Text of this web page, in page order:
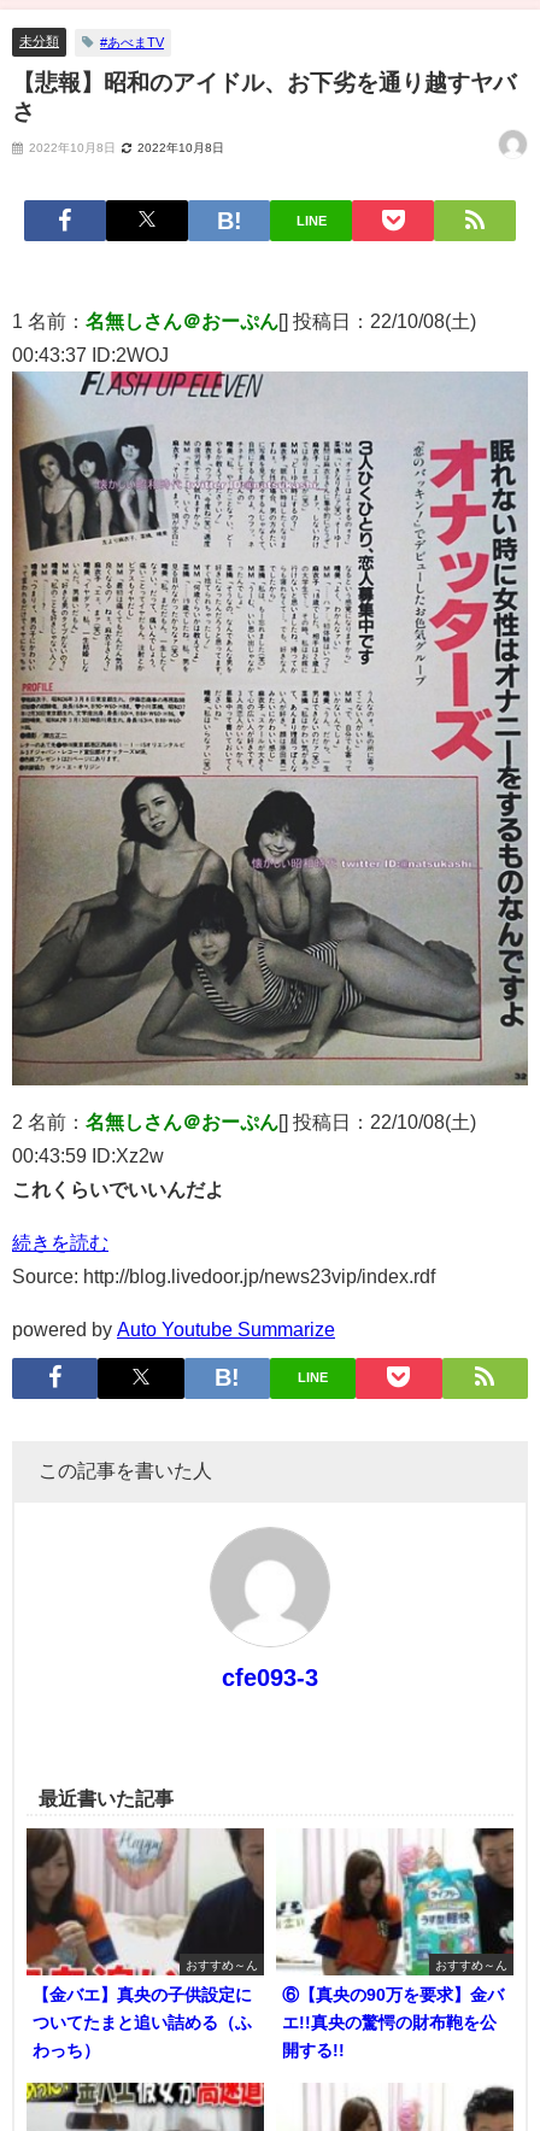
未分類 #あべまTV
【悲報】昭和のアイドル、お下劣を通り越すヤバ
さ
2022年10月8日 2022年10月8日
LINE
1 名前： 名無しさん＠おーぷん[] 投稿日：22/10/08(土)
00:43:37 ID:2WOJ
2 名前： 名無しさん＠おーぷん[] 投稿日：22/10/08(土)
00:43:59 ID:Xz2w
これくらいでいいんだよ
続きを読む
Source: http://blog.livedoor.jp/news23vip/index.rdf
powered by Auto Youtube Summarize
LINE
この記事を書いた人
cfe093-3
最近書いた記事
おすすめ～ん
【金バエ】真央の子供設定に
ついてたまと追い詰める（ふ
わっち）
おすすめ～ん
⑥【真央の90万を要求】金バ
エ!!真央の驚愕の財布鞄を公
開する!!